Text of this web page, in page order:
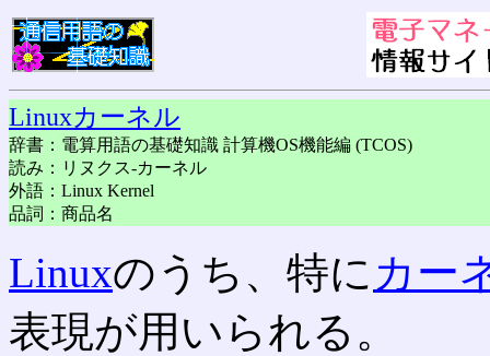
Linuxカーネル
辞書：電算用語の基礎知識 計算機OS機能編 (TCOS)
読み：リヌクス-カーネル
外語：Linux Kernel
品詞：商品名
Linuxのうち、特に カー
表現が用いられる。